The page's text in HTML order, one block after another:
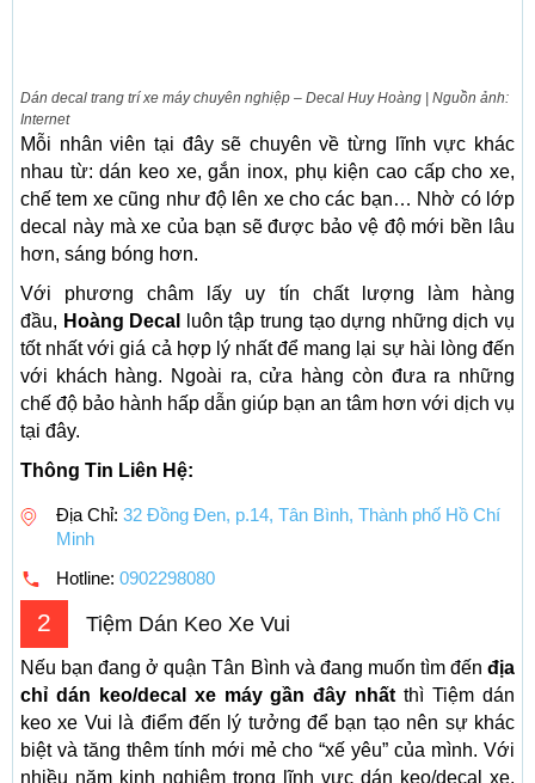
Dán decal trang trí xe máy chuyên nghiệp – Decal Huy Hoàng | Nguồn ảnh:
Internet
Mỗi nhân viên tại đây sẽ chuyên về từng lĩnh vực khác
nhau từ: dán keo xe, gắn inox, phụ kiện cao cấp cho xe,
chế tem xe cũng như độ lên xe cho các bạn… Nhờ có lớp
decal này mà xe của bạn sẽ được bảo vệ độ mới bền lâu
hơn, sáng bóng hơn.
Với phương châm lấy uy tín chất lượng làm hàng
đầu, Hoàng Decal
luôn tập trung tạo dựng những dịch vụ
tốt nhất với giá cả hợp lý nhất để mang lại sự hài lòng đến
với khách hàng. Ngoài ra, cửa hàng còn đưa ra những
chế độ bảo hành hấp dẫn giúp bạn an tâm hơn với dịch vụ
tại đây.
Thông Tin Liên Hệ:
Địa Chỉ: 32 Đồng Đen, p.14, Tân Bình, Thành phố Hồ Chí
Minh
Hotline: 0902298080
2 Tiệm Dán Keo Xe Vui
Nếu bạn đang ở quận Tân Bình và đang muốn tìm đến địa
chỉ dán keo/decal xe máy gần đây nhấtthì Tiệm dán
keo xe Vui là điểm đến lý tưởng để bạn tạo nên sự khác
biệt và tăng thêm tính mới mẻ cho “xế yêu” của mình. Với
nhiều năm kinh nghiệm trong lĩnh vực dán keo/decal xe,